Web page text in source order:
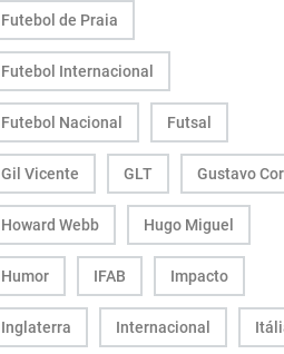
Futebol de Praia
Futebol Internacional
Futebol Nacional Futsal
Gil Vicente GLT Gustavo
Howard Webb Hugo Miguel
Humor IFAB Impacto
Inglaterra Internacional